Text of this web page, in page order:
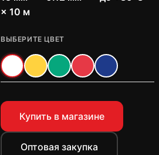
× 10 м
ВЫБЕРИТЕ ЦВЕТ
Купить в магазине
Оптовая закупка